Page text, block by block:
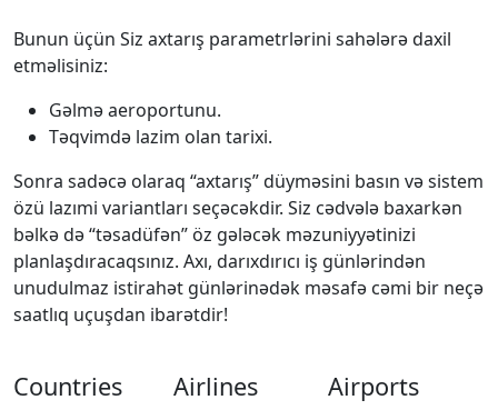
Bunun üçün Siz axtarış parametrlərini sahələrə daxil
etməlisiniz:
Gəlmə aeroportunu.
Təqvimdə lazim olan tarixi.
Sonra sadəcə olaraq “axtarış” düyməsini basın və sistem
özü lazımi variantları seçəcəkdir. Siz cədvələ baxarkən
bəlkə də “təsadüfən” öz gələcək məzuniyyətinizi
planlaşdıracaqsınız. Axı, darıxdırıcı iş günlərindən
unudulmaz istirahət günlərinədək məsafə cəmi bir neçə
saatlıq uçuşdan ibarətdir!
Countries Airlines Airports